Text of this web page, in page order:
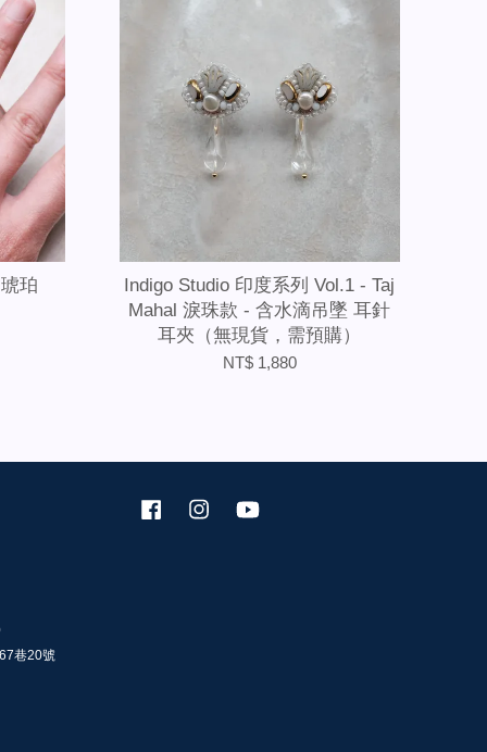
珀
Indigo Studio 印度系列 Vol.1 - Taj
Mahal 淚珠款 - 含水滴吊墜 耳針
耳夾（無現貨，需預購）
NT$ 1,880
巷20號
Facebook Instagram